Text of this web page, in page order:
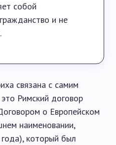
собой
и не
связана с самим
Римский договор
о Европейском
наименовании,
который был